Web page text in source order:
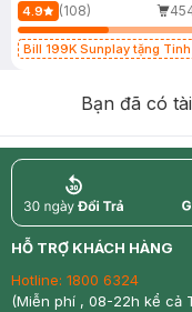
4.9 (108)
Bill 199K Sunplay tặng Tinh
Bạn đã có
return
HỖ TRỢ KHÁCH HÀNG
Hotline: 1800 6324
(Miễn phí , 08-22h kể cả